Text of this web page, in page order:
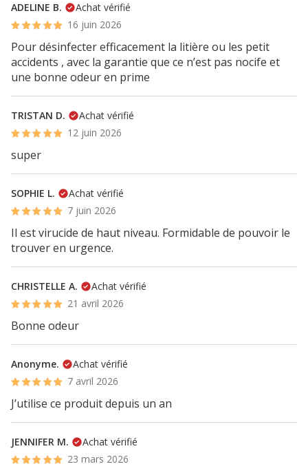
ADELINE B.
Achat vérifié
16 juin 2026
Pour désinfecter efficacement la litière ou les petit
accidents , avec la garantie que ce n’est pas nocife et
une bonne odeur en prime
TRISTAN D.
Achat vérifié
12 juin 2026
super
SOPHIE L.
Achat vérifié
7 juin 2026
Il est virucide de haut niveau. Formidable de pouvoir le
trouver en urgence.
CHRISTELLE A.
Achat vérifié
21 avril 2026
Bonne odeur
Anonyme.
Achat vérifié
7 avril 2026
J’utilise ce produit depuis un an
JENNIFER M.
Achat vérifié
23 mars 2026